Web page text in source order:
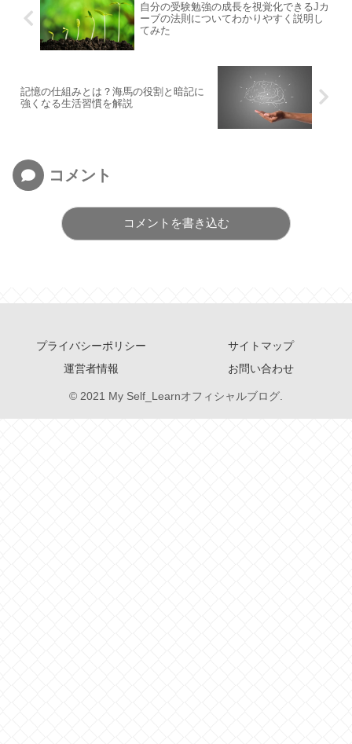
自分の受験勉強の成長を視覚化できるJカ
ーブの法則についてわかりやすく説明し
てみた
記憶の仕組みとは？海馬の役割と暗記に
強くなる生活習慣を解説
コメント
コメントを書き込む
プライバシーポリシー
サイトマップ
運営者情報
お問い合わせ
© 2021 My Self_Learnオフィシャルブログ.